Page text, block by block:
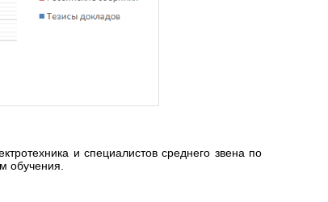
и специалистов среднего звена по
обучения.